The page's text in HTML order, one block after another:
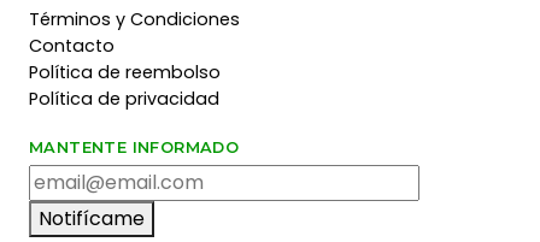
Términos y Condiciones
Contacto
Política de reembolso
Política de privacidad
MANTENTE INFORMADO
Notifícame